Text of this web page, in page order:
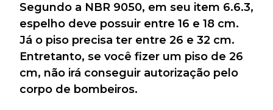
Segundo a NBR 9050, em seu item 6.6.3,
espelho deve possuir entre 16 e 18 cm.
Já o piso precisa ter entre 26 e 32 cm.
Entretanto, se você fizer um piso de 26
cm, não irá conseguir autorização pelo
corpo de bombeiros.